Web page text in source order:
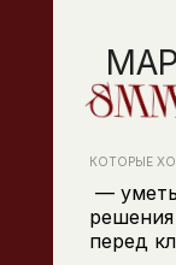
—
перед
КОТОРЫЕ